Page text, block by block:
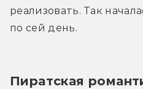
реализовать. Так
по сей день.
Пиратская